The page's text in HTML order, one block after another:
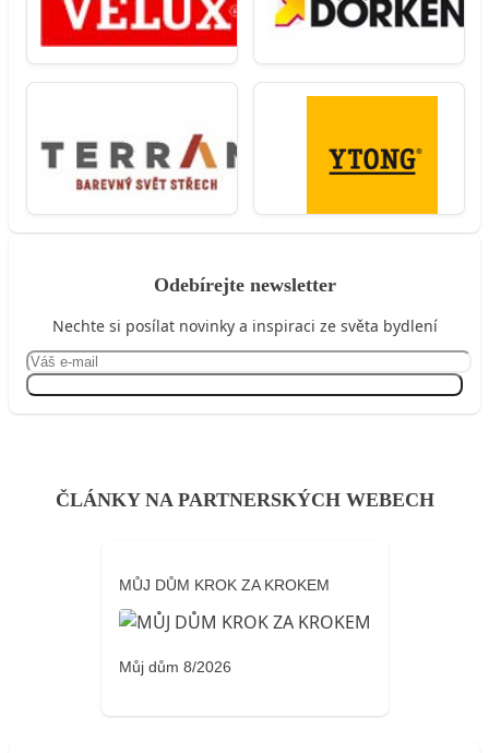
Odebírejte newsletter
Nechte si posílat novinky a inspiraci ze světa bydlení
ČLÁNKY NA PARTNERSKÝCH WEBECH
MŮJ DŮM KROK ZA KROKEM
Můj dům 8/2026